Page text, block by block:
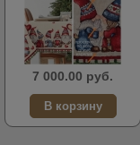
7 000.00 руб.